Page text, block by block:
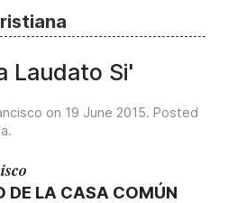
Laudato Si'
on 19 June 2015. Posted
.
DE LA CASA COMÚN